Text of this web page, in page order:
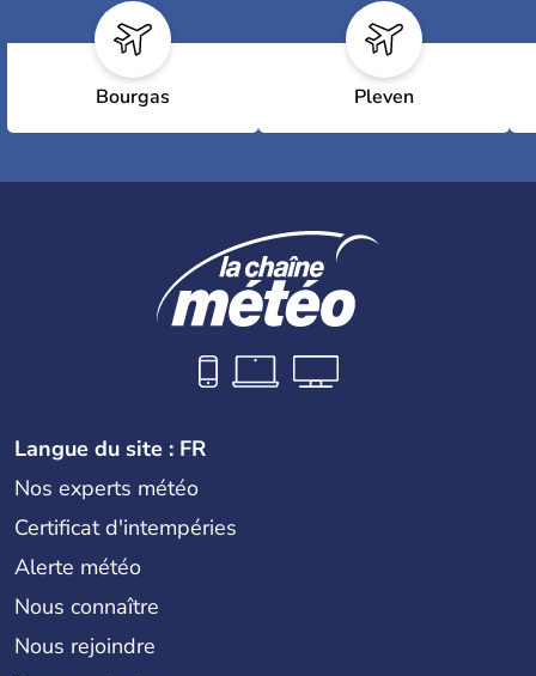
Bourgas Pleven
Langue du site : FR
Nos experts météo
Certificat d'intempéries
Alerte météo
Nous connaître
Nous rejoindre